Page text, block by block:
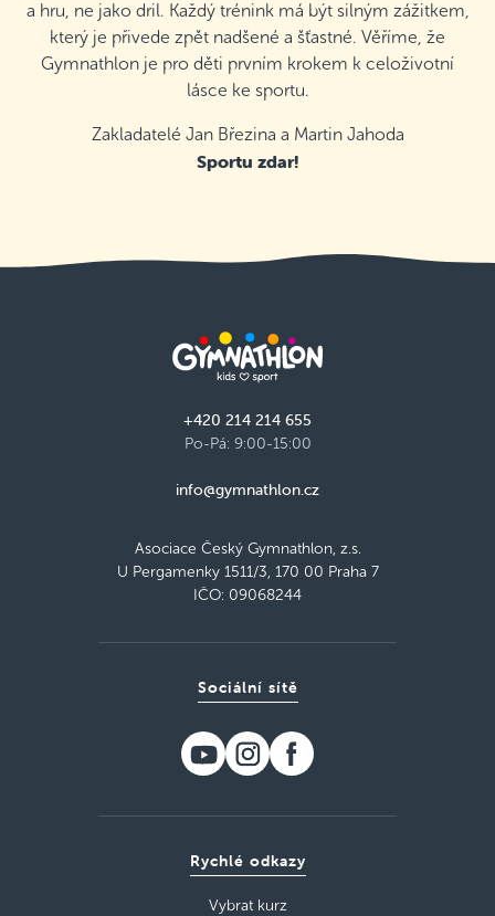
a hru, ne jako dril. Každý trénink má být silným zážitkem,
který je přivede zpět nadšené a šťastné. Věříme, že
Gymnathlon je pro děti prvním krokem k celoživotní
lásce ke sportu.
Zakladatelé Jan Březina a Martin Jahoda
Sportu zdar!
+420 214 214 655
Po-Pá: 9:00-15:00
info@gymnathlon.cz
Asociace Český Gymnathlon, z.s.
U Pergamenky 1511/3, 170 00 Praha 7
IČO: 09068244
Rychlé odkazy
Vybrat kurz
Sociální sítě